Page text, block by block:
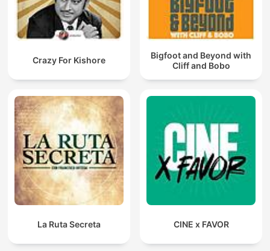
Crazy For Kishore
Bigfoot and Beyond with
Cliff and Bobo
La Ruta Secreta CINE x FAVOR